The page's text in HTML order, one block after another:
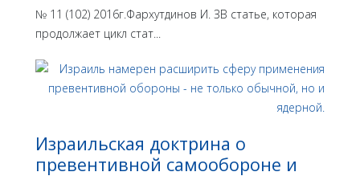
№ 11 (102) 2016г.Фархутдинов И. ЗВ статье, которая
продолжает цикл стат...
Израильская доктрина o
превентивной самообороне и